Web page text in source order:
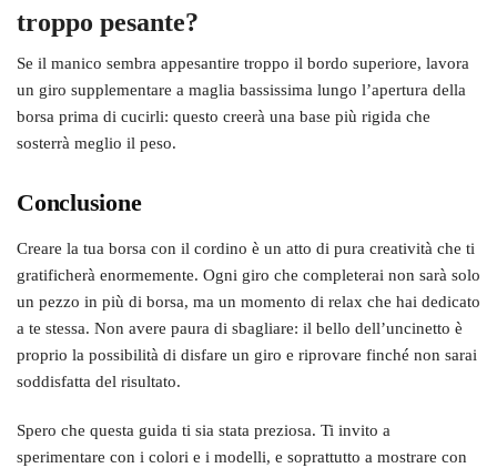
troppo pesante?
Se il manico sembra appesantire troppo il bordo superiore, lavora
un giro supplementare a maglia bassissima lungo l’apertura della
borsa prima di cucirli: questo creerà una base più rigida che
sosterrà meglio il peso.
Conclusione
Creare la tua borsa con il cordino è un atto di pura creatività che ti
gratificherà enormemente. Ogni giro che completerai non sarà solo
un pezzo in più di borsa, ma un momento di relax che hai dedicato
a te stessa. Non avere paura di sbagliare: il bello dell’uncinetto è
proprio la possibilità di disfare un giro e riprovare finché non sarai
soddisfatta del risultato.
Spero che questa guida ti sia stata preziosa. Ti invito a
sperimentare con i colori e i modelli, e soprattutto a mostrare con